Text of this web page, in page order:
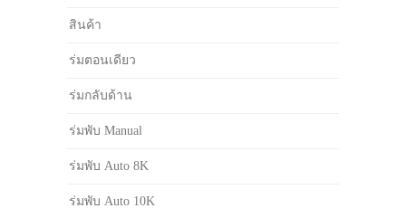
สินค้า
ร่มตอนเดียว
ร่มกลับด้าน
ร่มพับ Manual
ร่มพับ Auto 8K
ร่มพับ Auto 10K